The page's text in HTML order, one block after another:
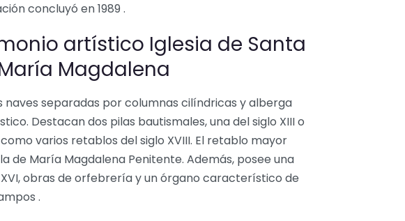
concluyó en 1989 .
artístico Iglesia de Santa
Magdalena
separadas por columnas cilíndricas y alberga
Destacan dos pilas bautismales, una del siglo XIII o
varios retablos del siglo XVIII. El retablo mayor
de María Magdalena Penitente. Además, posee una
obras de orfebrería y un órgano característico de
.